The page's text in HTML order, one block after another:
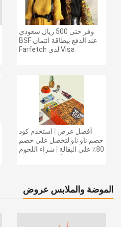
وفر حتى 500 ريال سعودي
عند الدفع ببطاقة ائتمان BSF
Visa لدى Farfetch
أفضل عرض | استخدم كود
خصم ناو ناو لتحصل على خصم
80٪ على البقالة | شراء اللحوم
الموضة والملابس عروض